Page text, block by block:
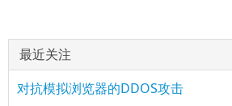
最近关注
对抗模拟浏览器的DDOS攻击